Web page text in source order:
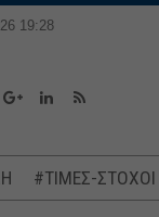
19:28
#ΤΙΜΕΣ-